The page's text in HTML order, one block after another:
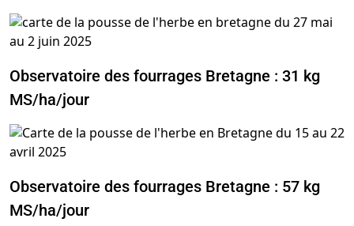
Observatoire des fourrages Bretagne : 31 kg
MS/ha/jour
Observatoire des fourrages Bretagne : 57 kg
MS/ha/jour